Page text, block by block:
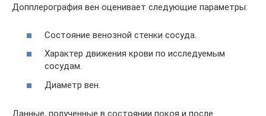
Допплерография вен оценивает следующие параметры:
Состояние венозной стенки сосуда.
Характер движения крови по исследуемым
сосудам.
Диаметр вен.
Данные, полученные в состоянии покоя и после